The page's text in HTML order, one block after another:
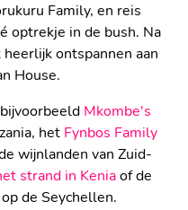
Family, en reis
optrekje in de bush. Na
ontspannen aan
House.
Mkombe's
het Fynbos Family
wijnlanden van Zuid-
strand in Keniaof de
op de Seychellen.